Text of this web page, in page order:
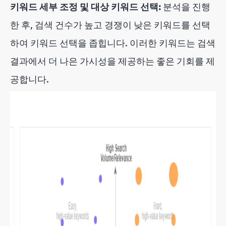
키워드 세부 조정 및 대상 키워드 선택: 분석을 진행
한 후, 검색 건수가 높고 경쟁이 낮은 키워드를 선택
하여 키워드 선택을 좁힙니다. 이러한 키워드는 검색
결과에서 더 나은 가시성을 제공하는 좋은 기회를 제
공합니다.